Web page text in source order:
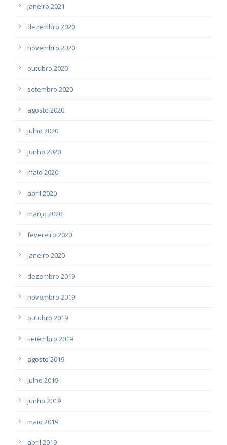
janeiro 2021
dezembro 2020
novembro 2020
outubro 2020
setembro 2020
agosto 2020
julho 2020
junho 2020
maio 2020
abril 2020
março 2020
fevereiro 2020
janeiro 2020
dezembro 2019
novembro 2019
outubro 2019
setembro 2019
agosto 2019
julho 2019
junho 2019
maio 2019
abril 2019